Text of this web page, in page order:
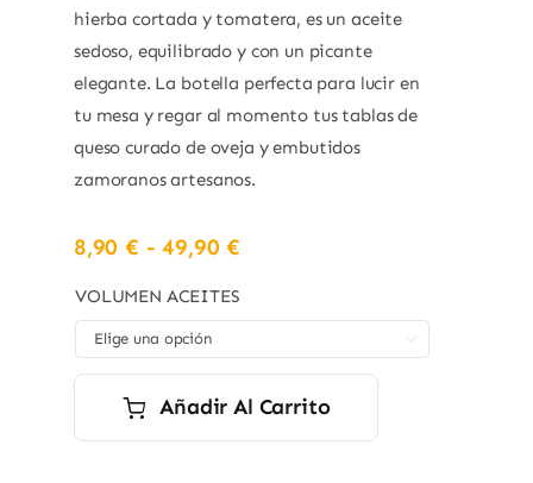
hierba cortada y tomatera, es un aceite
sedoso, equilibrado y con un picante
elegante. La botella perfecta para lucir en
tu mesa y regar al momento tus tablas de
queso curado de oveja y embutidos
zamoranos artesanos.
8,90€ - 49,90€Rango
precios:
desde
8,90 €
hasta
49,90 €
VOLUMEN ACEITES
Añadir Al Carrito